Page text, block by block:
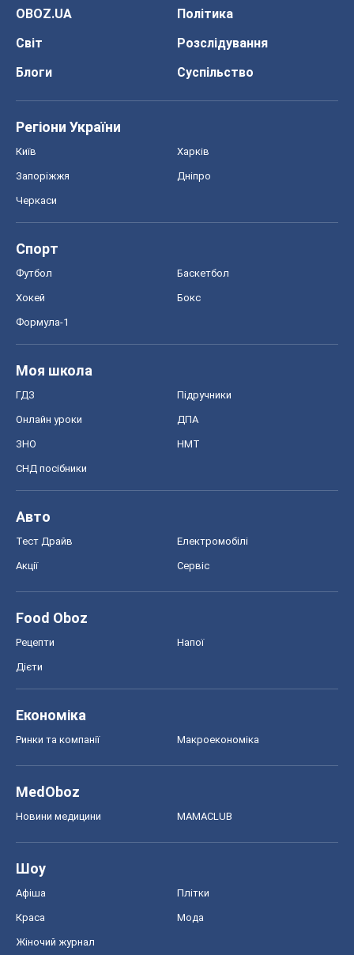
OBOZ.UA
Політика
Світ
Розслідування
Блоги
Суспільство
Регіони України
Київ Харків
Запоріжжя Дніпро
Черкаси
Спорт
Футбол Баскетбол
Хокей Бокс
Формула-1
Моя школа
ГДЗ Підручники
Онлайн уроки ДПА
ЗНО НМТ
СНД посібники
Авто
Тест Драйв Електромобілі
Акції Сервіс
Food Oboz
Рецепти Напої
Дієти
Економіка
Ринки та компанії Макроекономіка
MedOboz
Новини медицини MAMACLUB
Шоу
Афіша Плітки
Краса Мода
Жіночий журнал